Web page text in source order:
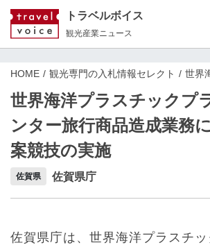
トラベルボイス
観光産業ニュース
HOME 観光専門の入札情報セレクト 世界
世界海洋プラスチックプ
ンター旅行商品造成業務
案競技の実施
佐賀県 佐賀県庁
佐賀県庁は、世界海洋プラスチ